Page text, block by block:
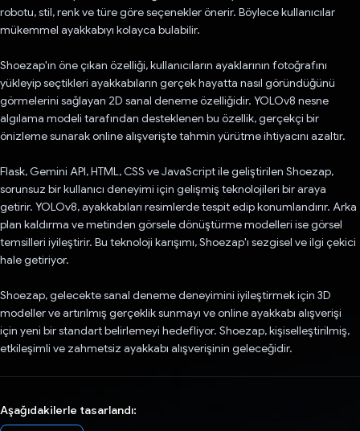
robotu, stil, renk ve türe göre seçenekler önerir. Böylece kullanıcılar
mükemmel ayakkabıyı kolayca bulabilir.
Shoezap'ın öne çıkan özelliği, kullanıcıların ayaklarının fotoğrafını
yükleyip seçtikleri ayakkabıların gerçek hayatta nasıl göründüğünü
görmelerini sağlayan 2D sanal deneme özelliğidir. YOLOv8 nesne
algılama modeli tarafından desteklenen bu özellik, gerçekçi bir
önizleme sunarak online alışverişte tahmin yürütme ihtiyacını azaltır.
Flask, Gemini API, HTML, CSS ve JavaScript ile geliştirilen Shoezap,
sorunsuz bir kullanıcı deneyimi için gelişmiş teknolojileri bir araya
getirir. YOLOv8, ayakkabıları resimlerde tespit edip konumlandırır. Arka
plan kaldırma ve metinden görsele dönüştürme modelleri ise görsel
temsilleri iyileştirir. Bu teknoloji karışımı, Shoezap'ı sezgisel ve ilgi çekici
hale getiriyor.
Shoezap, gelecekte sanal deneme deneyimini iyileştirmek için 3D
modeller ve artırılmış gerçeklik sunmayı ve online ayakkabı alışverişi
için yeni bir standart belirlemeyi hedefliyor. Shoezap, kişiselleştirilmiş,
etkileşimli ve zahmetsiz ayakkabı alışverişinin geleceğidir.
Aşağıdakilerle tasarlandı: